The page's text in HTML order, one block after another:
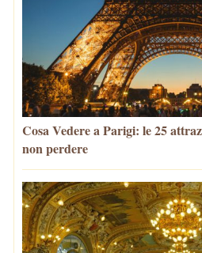
Cosa Vedere a Parigi: le 25
non perdere